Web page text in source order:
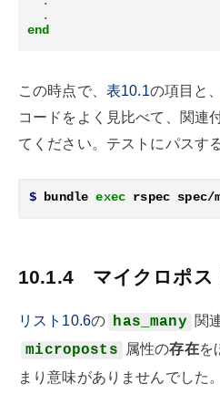
.
end
この時点で、 表10.1の項目と、
コードをよく見比べて、関連
てください。テストにパスす
$ bundle exec
10.1.4 マイクロポス
リスト10.6の has_many 関
microposts 属性の存在を
まり意味がありませんでした